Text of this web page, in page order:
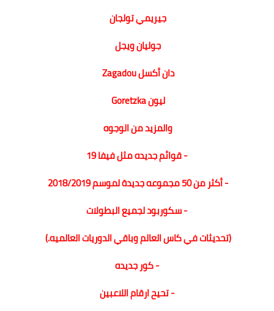
جيريمي تولجان
جوليان ويجل
دان أكسل Zagadou
ليون Goretzka
والمزيد من الوجوه
- قوائم جديده مثل فيفا 19
- أكثر من 50 مجموعه جديدة لموسم 2018/2019
- سكوربود لجميع البطولات
(تحديثات في كاس العالم وباقي الدوريات العالميه.)
- كور جديده
- تحيح ارقام اللاعبين